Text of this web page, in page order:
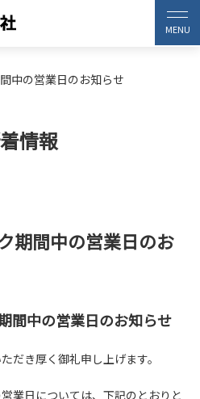
中の営業日のお知らせ
情報
期間中の営業日のお
間中の営業日のお知らせ
だき厚く御礼申し上げます。
業日については、下記のとおりと